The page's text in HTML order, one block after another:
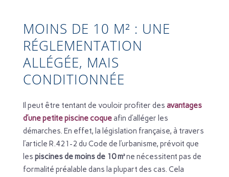
MOINS DE 10 M² : UNE
RÉGLEMENTATION
ALLÉGÉE, MAIS
CONDITIONNÉE
Il peut être tentant de vouloir profiter des avantages
d’une petite piscine coqueafin d’alléger les
démarches. En effet, la législation française, à travers
l’article R.421-2 du Code de l’urbanisme, prévoit que
les piscines de moins de 10 m²ne nécessitent pas de
formalité préalable dans la plupart des cas. Cela